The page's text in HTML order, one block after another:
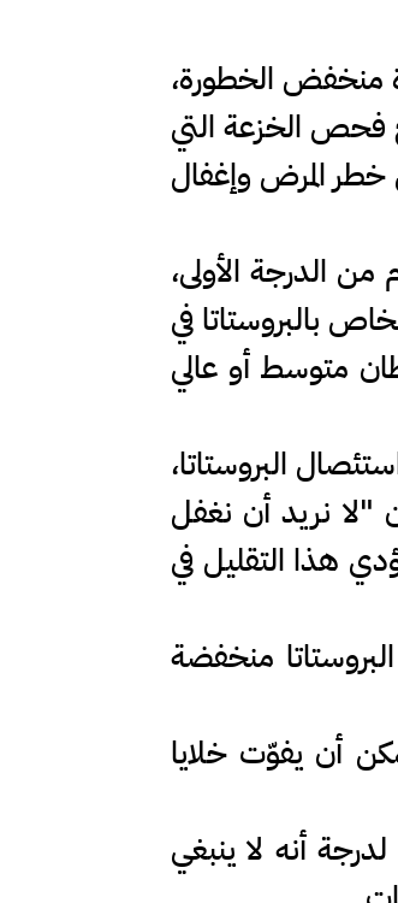
منخفض الخطورة،
فحص الخزعة التي
المرض وإغفال
ورم من الدرجة الأولى،
بالبروستاتا في
متوسط أو عالي
البروستاتا،
"لا نريد أن نغفل
هذا التقليل في
منخفضة
أن يفوّت خلايا
أنه لا ينبغي